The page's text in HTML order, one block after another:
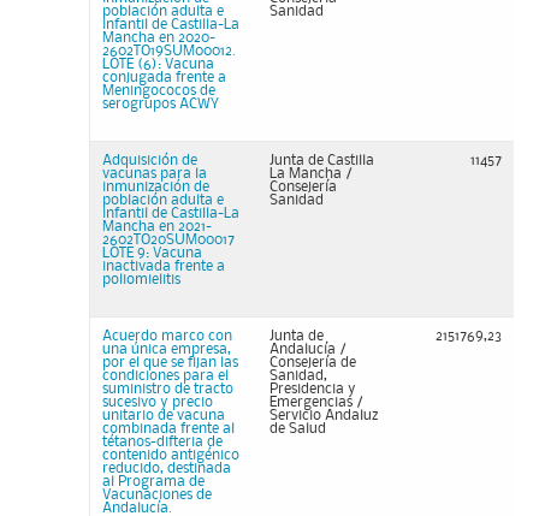
población adulta e
infantil de Castilla-La
Mancha en 2020-
2602TO19SUM00012.
LOTE (6): Vacuna
conjugada frente a
Meningococos de
serogrupos ACWY
Sanidad
Adquisición de
vacunas para la
inmunización de
población adulta e
infantil de Castilla-La
Mancha en 2021-
2602TO20SUM00017
LOTE 9: Vacuna
inactivada frente a
poliomielitis
Junta de Castilla
La Mancha /
Consejería
Sanidad
11457
Acuerdo marco con
una única empresa,
por el que se fijan las
condiciones para el
suministro de tracto
sucesivo y precio
unitario de vacuna
combinada frente al
tétanos-difteria de
contenido antigénico
reducido, destinada
al Programa de
Vacunaciones de
Andalucía.
Junta de
Andalucía /
Consejería de
Sanidad,
Presidencia y
Emergencias /
Servicio Andaluz
de Salud
2151769,23